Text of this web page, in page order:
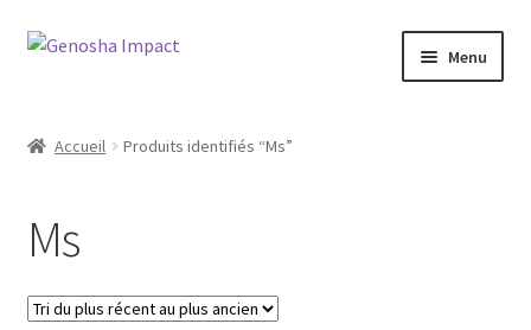
Aller
navigation
Aller
Menu
Checkout
My account
Accueil Produits identifiés “Ms”
Ms